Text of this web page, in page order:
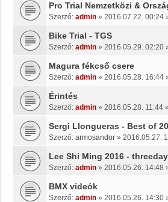
Pro Trial Nemzetközi &
Szerző: admin » 2016.07.22. 00:24
Bike Trial - TGS
Szerző: admin » 2016.05.29. 02:20
Magura fékcső csere
Szerző: admin » 2016.05.28. 16:44
Érintés
Szerző: admin » 2016.05.28. 11:44
Sergi Llongueras - Best of
Szerző: armosandor » 2016.05.27.
Lee Shi Ming 2016 - threeday
Szerző: admin » 2016.05.26. 14:48
BMX videók
Szerző: admin » 2016.05.26. 14:30